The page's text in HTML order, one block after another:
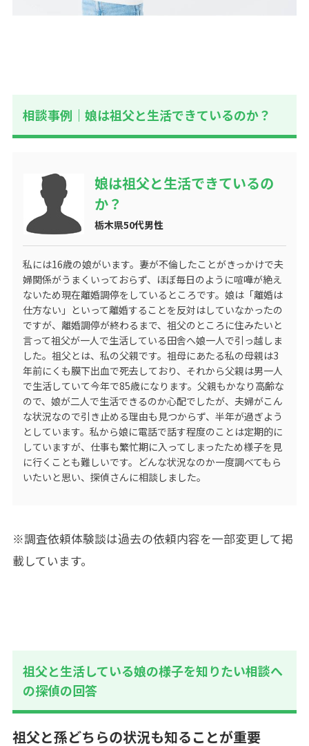
相談事例｜娘は祖父と生活できているのか？
娘は祖父と生活できているの
か？
栃木県50代男性
私には16歳の娘がいます。妻が不倫したことがきっかけで夫
婦関係がうまくいっておらず、ほぼ毎日のように喧嘩が絶え
ないため現在離婚調停をしているところです。娘は「離婚は
仕方ない」といって離婚することを反対はしていなかったの
ですが、離婚調停が終わるまで、祖父のところに住みたいと
言って祖父が一人で生活している田舎へ娘一人で引っ越しま
した。祖父とは、私の父親です。祖母にあたる私の母親は3
年前にくも膜下出血で死去しており、それから父親は男一人
で生活していて今年で85歳になります。父親もかなり高齢な
ので、娘が二人で生活できるのか心配でしたが、夫婦がこん
な状況なので引き止める理由も見つからず、半年が過ぎよう
としています。私から娘に電話で話す程度のことは定期的に
していますが、仕事も繁忙期に入ってしまったため様子を見
に行くことも難しいです。どんな状況なのか一度調べてもら
いたいと思い、探偵さんに相談しました。
※調査依頼体験談は過去の依頼内容を一部変更して掲
載しています。
祖父と生活している娘の様子を知りたい相談へ
の探偵の回答
祖父と孫どちらの状況も知ることが重要